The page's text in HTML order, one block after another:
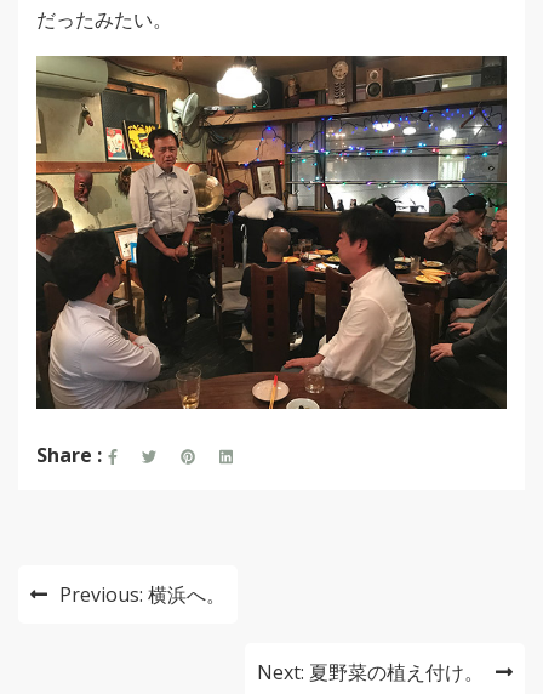
だったみたい。
Share :
投 Previous: 横浜へ。
Next: 夏野菜の植え付け。